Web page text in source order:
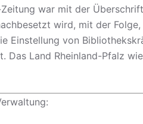
war mit der
wird, mit der
Einstellung von
Das Land Rheinland-Pfalz